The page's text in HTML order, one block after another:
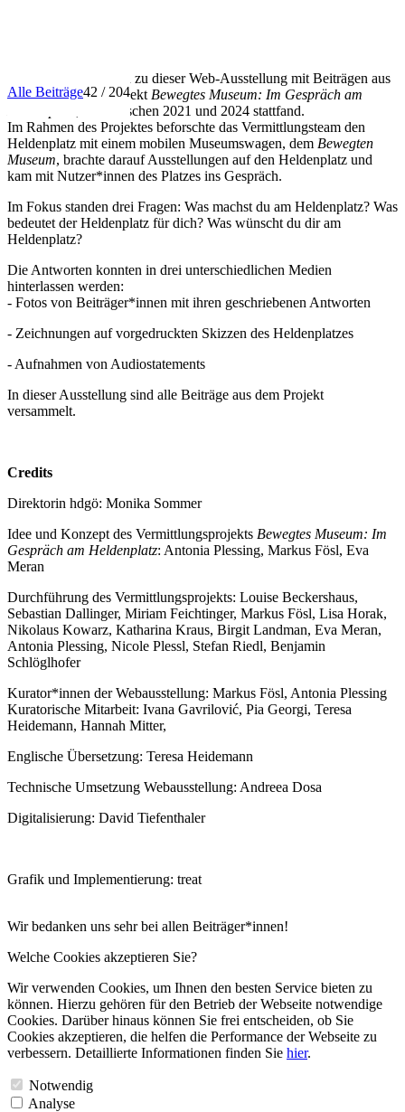
Herzlich willkommen zu dieser Web-Ausstellung mit Beiträgen aus
dem Vermittlungsprojekt Bewegtes Museum: Im Gespräch am
, das zwischen 2021 und 2024 stattfand.
Im Rahmen des Projektes beforschte das Vermittlungsteam den
Heldenplatz mit einem mobilen Museumswagen, dem Bewegten
Museum, brachte darauf Ausstellungen auf den Heldenplatz und
kam mit Nutzer*innen des Platzes ins Gespräch.
Im Fokus standen drei Fragen: Was machst du am Heldenplatz? Was
bedeutet der Heldenplatz für dich? Was wünscht du dir am
Heldenplatz?
Die Antworten konnten in drei unterschiedlichen Medien
hinterlassen werden:
- Fotos von Beiträger*innen mit ihren geschriebenen Antworten
- Zeichnungen auf vorgedruckten Skizzen des Heldenplatzes
- Aufnahmen von Audiostatements
In dieser Ausstellung sind alle Beiträge aus dem Projekt
versammelt.
Credits
Direktorin hdgö: Monika Sommer
Idee und Konzept des Vermittlungsprojekts Bewegtes Museum: Im
Gespräch am Heldenplatz: Antonia Plessing, Markus Fösl, Eva
Meran
Durchführung des Vermittlungsprojekts: Louise Beckershaus,
Sebastian Dallinger, Miriam Feichtinger, Markus Fösl, Lisa Horak,
Nikolaus Kowarz, Katharina Kraus, Birgit Landman, Eva Meran,
Antonia Plessing, Nicole Plessl, Stefan Riedl, Benjamin
Schlöglhofer
Kurator*innen der Webausstellung: Markus Fösl, Antonia Plessing
Kuratorische Mitarbeit: Ivana Gavrilović, Pia Georgi, Teresa
Heidemann, Hannah Mitter,
Englische Übersetzung: Teresa Heidemann
Technische Umsetzung Webausstellung: Andreea Dosa
Digitalisierung: David Tiefenthaler
Grafik und Implementierung: treat
Wir bedanken uns sehr bei allen Beiträger*innen!
Welche Cookies akzeptieren Sie?
Wir verwenden Cookies, um Ihnen den besten Service bieten zu
können. Hierzu gehören für den Betrieb der Webseite notwendige
Cookies. Darüber hinaus können Sie frei entscheiden, ob Sie
Cookies akzeptieren, die helfen die Performance der Webseite zu
verbessern. Detaillierte Informationen finden Sie hier.
Notwendig
Analyse
Alle Beiträge42 / 204